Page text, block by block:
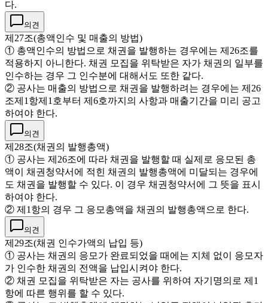
다.
의견
제27조(총액인수 및 매출의 방법)
① 총액인수의 방법으로 채권을 발행하는 경우에는 제26조를
적용하지 아니한다. 채권 모집을 위탁받은 자가 채권의 일부를
인수하는 경우 그 인수분에 대해서도 또한 같다.
② 공사는 매출의 방법으로 채권을 발행하려는 경우에는 제26
조제1항제1호부터 제6호까지의 사항과 매출기간을 미리 공고
하여야 한다.
의견
제28조(채권의 발행총액)
① 공사는 제26조에 따라 채권을 발행할 때 실제로 응모된 총
액이 채권청약서에 적힌 채권의 발행총액에 미달되는 경우에
도 채권을 발행할 수 있다. 이 경우 채권청약서에 그 뜻을 표시
하여야 한다.
② 제1항의 경우 그 응모총액을 채권의 발행총액으로 한다.
의견
제29조(채권 인수가액의 납입 등)
① 공사는 채권의 응모가 완료되었을 때에는 지체 없이 응모자
가 인수한 채권의 전액을 납입시켜야 한다.
② 채권 모집을 위탁받은 자는 공사를 위하여 자기명의로 제1
항에 따른 행위를 할 수 있다.